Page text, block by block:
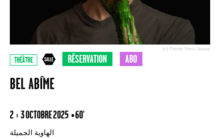
(c) Pierre-Yves Jortay
THÉÂTRE RÉSERVATION ABO
BEL ABÎME
2 › 3 OCTOBRE 2025 • 60'
الهاوية الجميلة